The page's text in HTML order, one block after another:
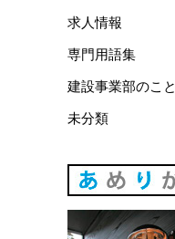
求人情報
専門用語集
建設事業部のこと
未分類